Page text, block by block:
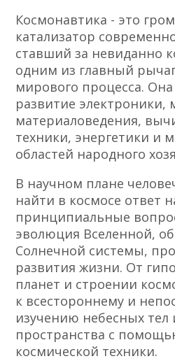
Космонавтика - это
катализатор
ставший за невиданно
одним из главный
мирового процесса.
развитие
материаловедения,
техники, энергетики и
областей народного
В научном плане
найти в космосе ответ
принципиальные
эволюция Вселенной,
Солнечной системы,
развития жизни. От
планет и строении
к всестороннему и
изучению небесных тел
пространства с
космической техники.